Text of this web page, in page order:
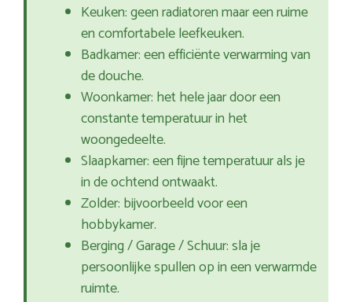
Keuken: geen radiatoren maar een ruime
en comfortabele leefkeuken.
Badkamer: een efficiënte verwarming van
de douche.
Woonkamer: het hele jaar door een
constante temperatuur in het
woongedeelte.
Slaapkamer: een fijne temperatuur als je
in de ochtend ontwaakt.
Zolder: bijvoorbeeld voor een
hobbykamer.
Berging / Garage / Schuur: sla je
persoonlijke spullen op in een verwarmde
ruimte.